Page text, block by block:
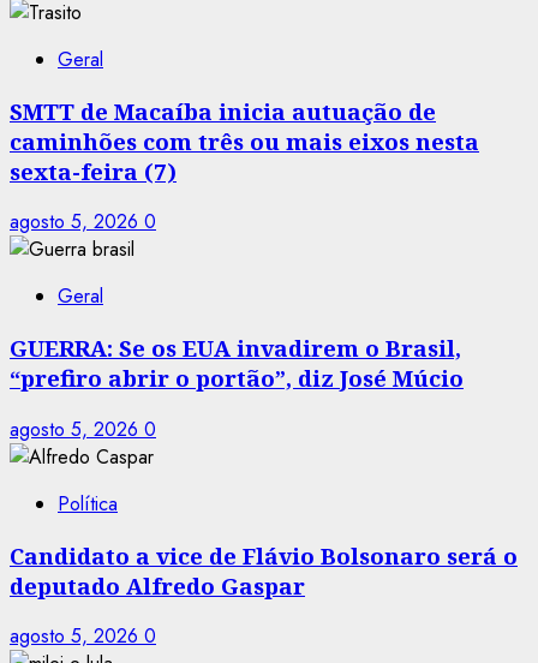
Geral
SMTT de Macaíba inicia autuação de
caminhões com três ou mais eixos nesta
sexta-feira (7)
agosto 5, 2026 0
Geral
GUERRA: Se os EUA invadirem o Brasil,
“prefiro abrir o portão”, diz José Múcio
agosto 5, 2026 0
Política
Candidato a vice de Flávio Bolsonaro será o
deputado Alfredo Gaspar
agosto 5, 2026 0